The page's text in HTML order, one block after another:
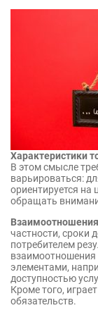
Характеристики
В этом смысле
варьироваться:
ориентируется на
обращать
частности, сроки
потребителем
взаимоотношения
элементами,
доступностью
Кроме того,
обязательств.